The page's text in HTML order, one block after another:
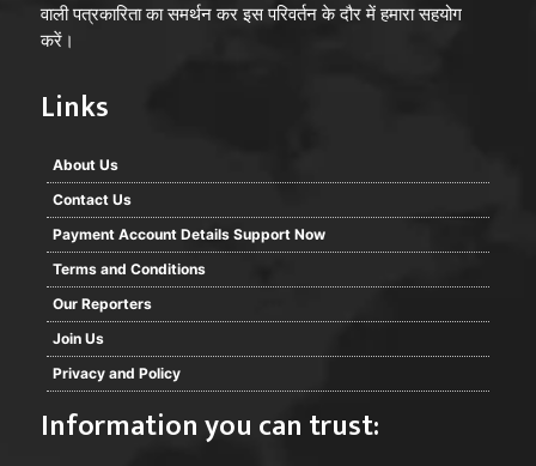
वाली पत्रकारिता का समर्थन कर इस परिवर्तन के दौर में हमारा सहयोग
करें।
Links
About Us
Contact Us
Payment Account Details Support Now
Terms and Conditions
Our Reporters
Join Us
Privacy and Policy
Information you can trust: